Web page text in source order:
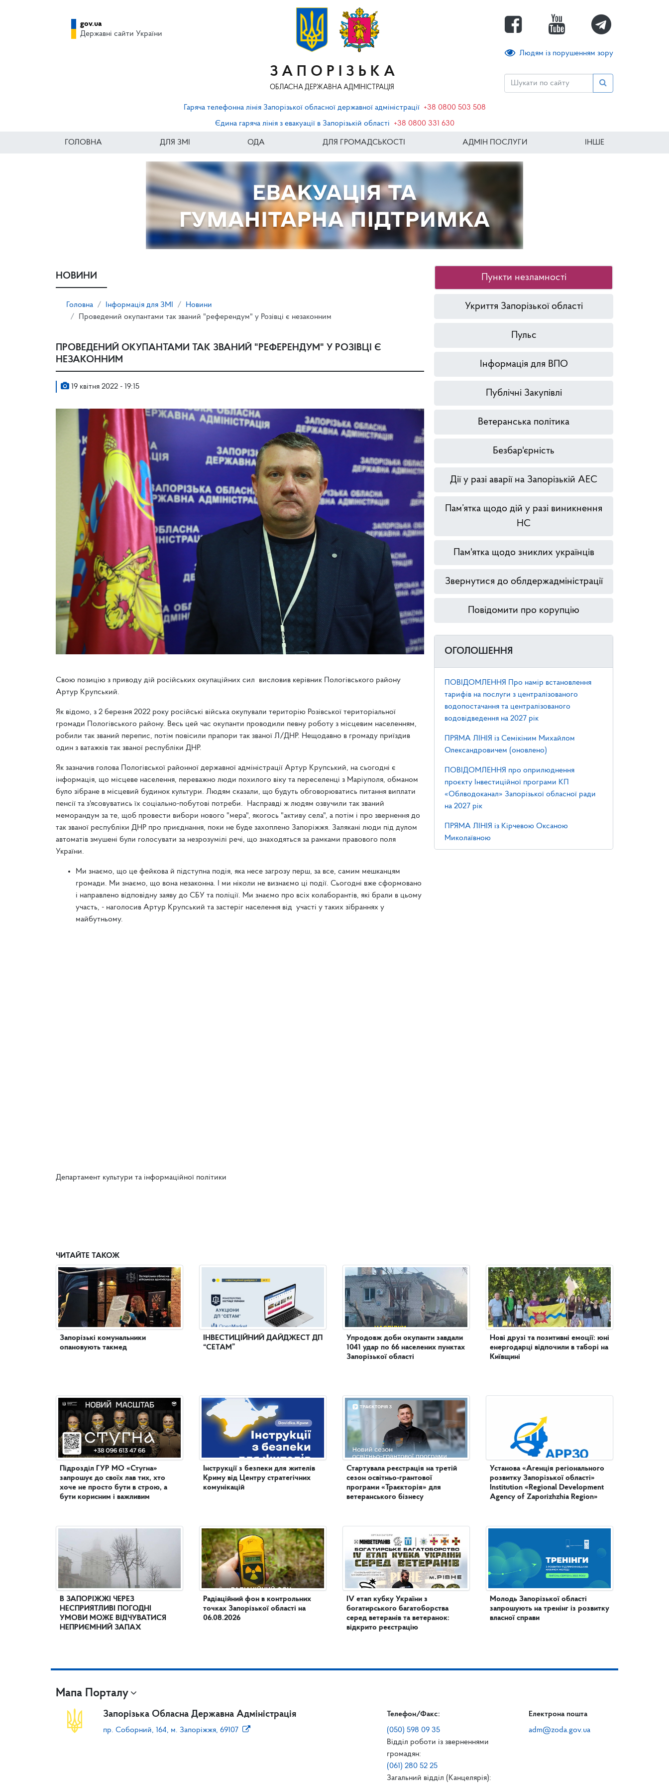
ЗАПОРІЗЬКА
ОБЛАСНА ДЕРЖАВНА АДМІНІСТРАЦІЯ
Людям із порушенням зору
gov.ua
Державні сайти України
Гаряча телефонна лінія Запорізької обласної державної адміністрації +38 0800 503 508
Єдина гаряча лінія з евакуації в Запорізькій області
+38 0800 331 630
ГОЛОВНА ДЛЯ ЗМІ ОДА ДЛЯ ГРОМАДСЬКОСТІ АДМІН ПОСЛУГИ ІНШЕ
НОВИНИ
Головна Інформація для ЗМІ
Новини
Проведений окупантами так званий "референдум" у Розівці є незаконним
ПРОВЕДЕНИЙ ОКУПАНТАМИ ТАК ЗВАНИЙ "РЕФЕРЕНДУМ" У РОЗІВЦІ Є
НЕЗАКОННИМ
19 квітня 2022 - 19:15
Свою позицію з приводу дій російських окупаційних сил висловив керівник Пологівського району
Артур Крупський.
Як відомо, з 2 березня 2022 року російські війська окупували територію Розівської територіальної
громади Пологівського району. Весь цей час окупанти проводили певну роботу з місцевим населенням,
робили так званий перепис, потім повісили прапори так званої Л/ДНР. Нещодавно в громаду приїздив
один з ватажків так званої республіки ДНР.
Як зазначив голова Пологівської районної державної адміністрації Артур Крупський, на сьогодні є
інформація, що місцеве населення, переважно люди похилого віку та переселенці з Маріуполя, обманом
було зібране в місцевий будинок культури. Людям сказали, що будуть обговорюватись питання виплати
пенсії та з'ясовуватись їх соціально-побутові потреби. Насправді ж людям озвучили так званий
меморандум за те, щоб провести вибори нового "мера", якогось "активу села", а потім і про звернення до
так званої республіки ДНР про приєднання, поки не буде захоплено Запоріжжя. Залякані люди під дулом
автоматів змушені були голосувати за незрозумілі речі, що знаходяться за рамками правового поля
України.
Ми знаємо, що це фейкова й підступна подія, яка несе загрозу перш, за все, самим мешканцям
громади. Ми знаємо, що вона незаконна. І ми ніколи не визнаємо ці події. Сьогодні вже сформовано
і направлено відповідну заяву до СБУ та поліції. Ми знаємо про всіх колаборантів, які брали в цьому
участь, - наголосив Артур Крупський та застеріг населення від участі у таких зібраннях у
майбутньому.
Департамент культури та інформаційної політики
Пункти незламності
Укриття Запорізької області
Пульс
Інформація для ВПО
Публічні Закупівлі
Ветеранська політика
Безбар'єрність
Дії у разі аварії на Запорізькій АЕС
Пам’ятка щодо дій у разі виникнення
НС
Пам'ятка щодо зниклих українців
Звернутися до облдержадміністрації
Повідомити про корупцію
ОГОЛОШЕННЯ
ПОВІДОМЛЕННЯ Про намір встановлення
тарифів на послуги з централізованого
водопостачання та централізованого
водовідведення на 2027 рік
ПРЯМА ЛІНІЯ із Семікіним Михайлом
Олександровичем (оновлено)
ПОВІДОМЛЕННЯ про оприлюднення
проєкту Інвестиційної програми КП
«Облводоканал» Запорізької обласної ради
на 2027 рік
ПРЯМА ЛІНІЯ із Кірчевою Оксаною
Миколаївною
ЧИТАЙТЕ ТАКОЖ
Запорізькі комунальники
опановують такмед
Підрозділ ГУР МО «Стугна»
запрошує до своїх лав тих, хто
хоче не просто бути в строю, а
бути корисним і важливим
В ЗАПОРІЖЖІ ЧЕРЕЗ
НЕСПРИЯТЛИВІ ПОГОДНІ
УМОВИ МОЖЕ ВІДЧУВАТИСЯ
НЕПРИЄМНИЙ ЗАПАХ
ІНВЕСТИЦІЙНИЙ ДАЙДЖЕСТ ДП
“СЕТАМ”
Інструкції з безпеки для жителів
Криму від Центру стратегічних
комунікацій
Радіаційний фон в контрольних
точках Запорізької області на
06.08.2026
Упродовж доби окупанти завдали
1041 удар по 66 населених пунктах
Запорізької області
Стартувала реєстрація на третій
сезон освітньо-грантової
програми «Траєкторія» для
ветеранського бізнесу
IV етап кубку України з
богатирського багатоборства
серед ветеранів та ветеранок:
відкрито реєстрацію
Нові друзі та позитивні емоції: юні
енергодарці відпочили в таборі на
Київщині
Установа «Агенція регіонального
розвитку Запорізької області»
Institution «Regional Development
Agency of Zaporizhzhia Region»
Молодь Запорізької області
запрошують на тренінг із розвитку
власної справи
Мапа Порталу
Запорізька Обласна Державна Адміністрація
пр. Соборний, 164, м. Запоріжжя, 69107
Телефон/Факс:
(050) 598 09 35
Відділ роботи із зверненнями
громадян:
(061) 280 52 25
Загальний відділ (Канцелярія):
Електрона пошта
adm@zoda.gov.ua